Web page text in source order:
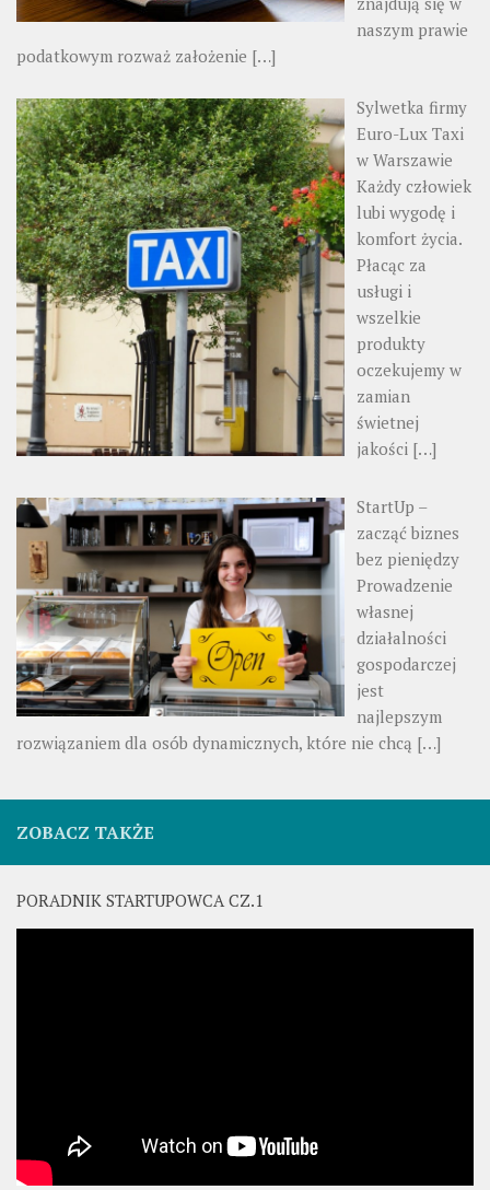
naszym prawie
podatkowym rozważ założenie […]
Sylwetka firmy
Euro-Lux Taxi
w Warszawie
Każdy człowiek
lubi wygodę i
komfort życia.
Płacąc za
usługi i
wszelkie
produkty
oczekujemy w
zamian
świetnej
jakości […]
StartUp –
zacząć biznes
bez pieniędzy
Prowadzenie
własnej
działalności
gospodarczej
jest
najlepszym
rozwiązaniem dla osób dynamicznych, które nie chcą […]
ZOBACZ TAKŻE
PORADNIK STARTUPOWCA CZ.1